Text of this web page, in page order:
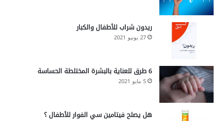
ريدون شراب للأطفال والكبار
27 يونيو 2021
6 طرق للعناية بالبشرة المختلطة الحساسة
5 مايو 2021
هل يصلح فيتامين سي الفوار للأطفال ؟